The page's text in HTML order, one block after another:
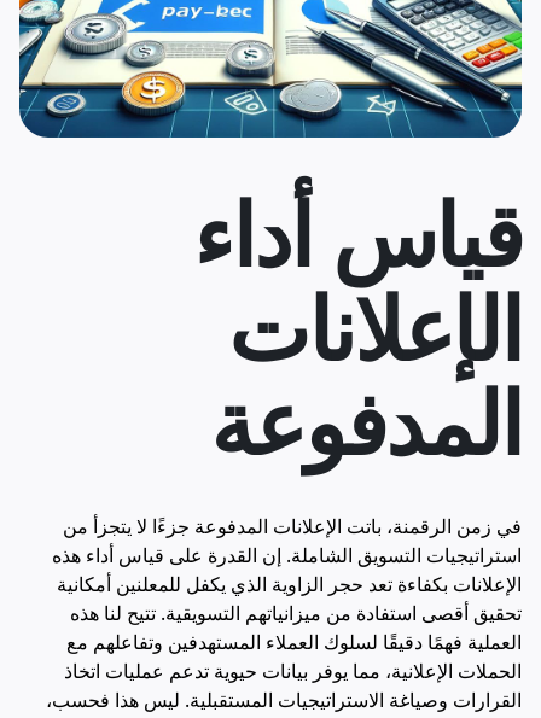
قياس أداء
الإعلانات
المدفوعة
في زمن الرقمنة، باتت الإعلانات المدفوعة جزءًا لا يتجزأ من
استراتيجيات التسويق الشاملة. إن القدرة على قياس أداء هذه
الإعلانات بكفاءة تعد حجر الزاوية الذي يكفل للمعلنين أمكانية
تحقيق أقصى استفادة من ميزانياتهم التسويقية. تتيح لنا هذه
العملية فهمًا دقيقًا لسلوك العملاء المستهدفين وتفاعلهم مع
الحملات الإعلانية، مما يوفر بيانات حيوية تدعم عمليات اتخاذ
القرارات وصياغة الاستراتيجيات المستقبلية. ليس هذا فحسب،